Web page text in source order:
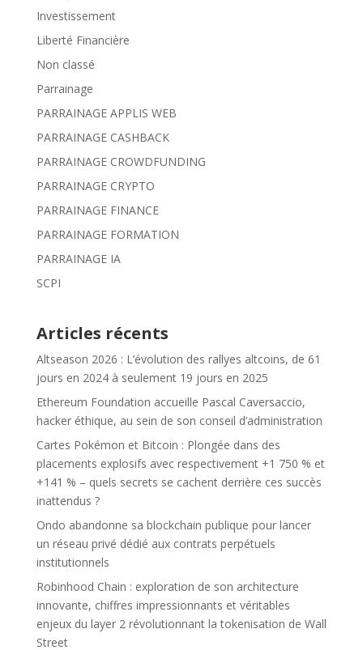
Investissement
Liberté Financière
Non classé
Parrainage
PARRAINAGE APPLIS WEB
PARRAINAGE CASHBACK
PARRAINAGE CROWDFUNDING
PARRAINAGE CRYPTO
PARRAINAGE FINANCE
PARRAINAGE FORMATION
PARRAINAGE IA
SCPI
Articles récents
Altseason 2026 : L’évolution des rallyes altcoins, de 61
jours en 2024 à seulement 19 jours en 2025
Ethereum Foundation accueille Pascal Caversaccio,
hacker éthique, au sein de son conseil d’administration
Cartes Pokémon et Bitcoin : Plongée dans des
placements explosifs avec respectivement +1 750 % et
+141 % – quels secrets se cachent derrière ces succès
inattendus ?
Ondo abandonne sa blockchain publique pour lancer
un réseau privé dédié aux contrats perpétuels
institutionnels
Robinhood Chain : exploration de son architecture
innovante, chiffres impressionnants et véritables
enjeux du layer 2 révolutionnant la tokenisation de Wall
Street